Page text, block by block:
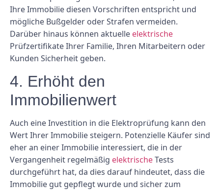
Ihre Immobilie diesen Vorschriften entspricht und
mögliche Bußgelder oder Strafen vermeiden.
Darüber hinaus können aktuelle elektrische
Prüfzertifikate Ihrer Familie, Ihren Mitarbeitern oder
Kunden Sicherheit geben.
4. Erhöht den
Immobilienwert
Auch eine Investition in die Elektroprüfung kann den
Wert Ihrer Immobilie steigern. Potenzielle Käufer sind
eher an einer Immobilie interessiert, die in der
Vergangenheit regelmäßig elektrischeTests
durchgeführt hat, da dies darauf hindeutet, dass die
Immobilie gut gepflegt wurde und sicher zum